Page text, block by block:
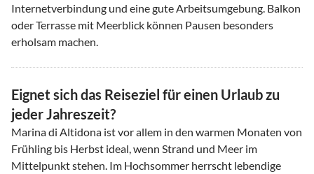
Internetverbindung und eine gute Arbeitsumgebung. Balkon
oder Terrasse mit Meerblick können Pausen besonders
erholsam machen.
Eignet sich das Reiseziel für einen Urlaub zu
jeder Jahreszeit?
Marina di Altidona ist vor allem in den warmen Monaten von
Frühling bis Herbst ideal, wenn Strand und Meer im
Mittelpunkt stehen. Im Hochsommer herrscht lebendige